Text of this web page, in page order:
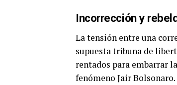
Incorrección y
La tensión entre una
supuesta tribuna de
rentados para embarrar
fenómeno Jair